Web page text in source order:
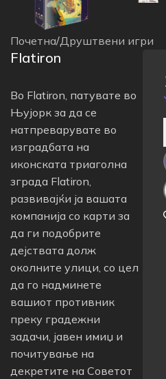
Почетна/Друштвени игри
Flatiron
Во Flatiron, патувате во
Њујорк за да се
натпреварувате во
изградбата на
иконската триаголна
зграда Flatiron,
развивајќи ја вашата
компанија со карти за
да ги подобрите
дејствата долж
околните улици, со цел
да го надминете
вашиот противник
преку градежни
задачи, јавен имиџ и
почитување на
декретите на Советот